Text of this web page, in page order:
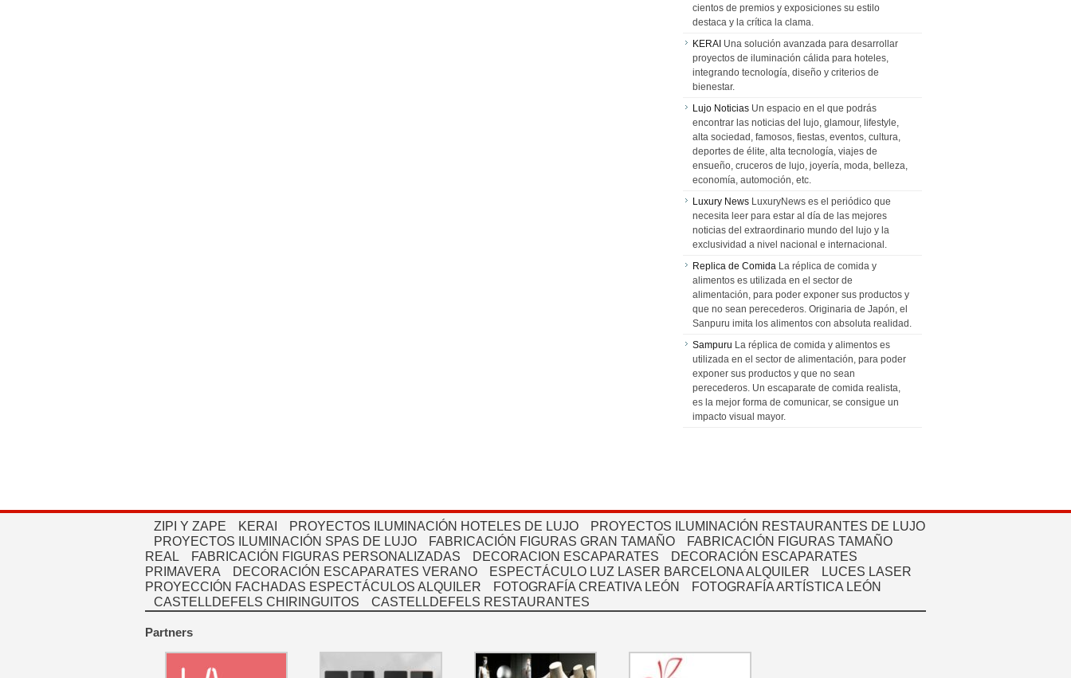
cientos de premios y exposiciones su estilo
destaca y la crítica la clama.
KERAI Una solución avanzada para desarrollar
proyectos de iluminación cálida para hoteles,
integrando tecnología, diseño y criterios de
bienestar.
Lujo Noticias Un espacio en el que podrás
encontrar las noticias del lujo, glamour, lifestyle,
alta sociedad, famosos, fiestas, eventos, cultura,
deportes de élite, alta tecnología, viajes de
ensueño, cruceros de lujo, joyería, moda, belleza,
economía, automoción, etc.
Luxury News LuxuryNews es el periódico que
necesita leer para estar al día de las mejores
noticias del extraordinario mundo del lujo y la
exclusividad a nivel nacional e internacional.
Replica de Comida La réplica de comida y
alimentos es utilizada en el sector de
alimentación, para poder exponer sus productos y
que no sean perecederos. Originaria de Japón, el
Sanpuru imita los alimentos con absoluta realidad.
Sampuru La réplica de comida y alimentos es
utilizada en el sector de alimentación, para poder
exponer sus productos y que no sean
perecederos. Un escaparate de comida realista,
es la mejor forma de comunicar, se consigue un
impacto visual mayor.
ZIPI Y ZAPE KERAI PROYECTOS ILUMINACIÓN HOTELES DE LUJO
PROYECTOS ILUMINACIÓN RESTAURANTES DE LUJO
PROYECTOS ILUMINACIÓN SPAS DE LUJO
FABRICACIÓN FIGURAS GRAN TAMAÑO
FABRICACIÓN FIGURAS TAMAÑO
REAL
FABRICACIÓN FIGURAS PERSONALIZADAS DECORACION ESCAPARATES
DECORACIÓN ESCAPARATES
PRIMAVERA
DECORACIÓN ESCAPARATES VERANO ESPECTÁCULO LUZ LASER BARCELONA ALQUILER
LUCES LASER
PROYECCIÓN FACHADAS ESPECTÁCULOS ALQUILER
FOTOGRAFÍA CREATIVA LEÓN
FOTOGRAFÍA ARTÍSTICA LEÓN
CASTELLDEFELS CHIRINGUITOS
CASTELLDEFELS RESTAURANTES
Partners